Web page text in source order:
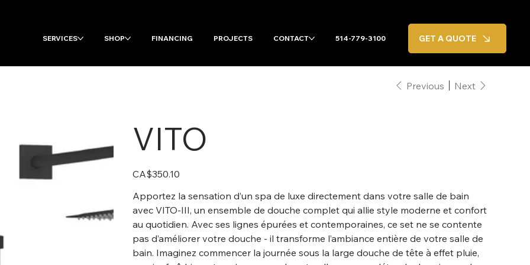
SERVICES SHOP FINANCING PROJECTS CONTACT 514-779-3100 GET A QUOTE
Previous Next
VITO
Price
CA$350.10
Apportez la sensation d’un spa de luxe directement dans votre salle de bain
avec VITO-III, un ensemble de douche complet qui allie style moderne et confort
au quotidien. Avec ses lignes épurées et contemporaines, ce set ne se contente
pas d’améliorer votre douche - il transforme l’ambiance entière de votre salle de
bain. Imaginez commencer la journée sous la large douche de tête à effet pluie,